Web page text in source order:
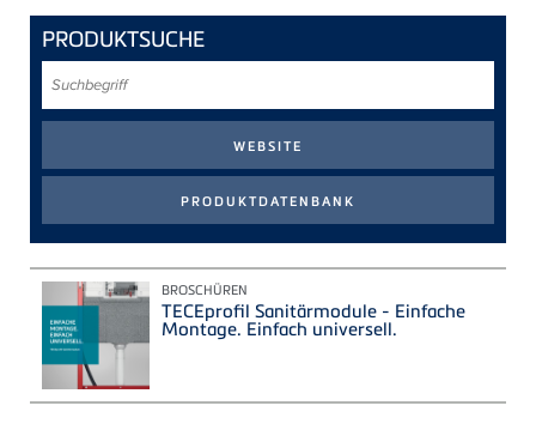
PRODUKTSUCHE
BROSCHÜREN
TECEprofil Sanitärmodule - Einfache
Montage. Einfach universell.